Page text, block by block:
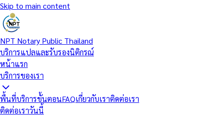
Skip to main content
NPT Notary Public Thailand
บริการแปลและรับรองนิติกรณ์
หน้าแรก
บริการของเรา
พื้นที่บริการขั้นตอนFAQเกี่ยวกับเราติดต่อเรา
ติดต่อเราวันนี้